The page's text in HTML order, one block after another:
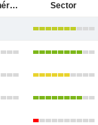
Société Générale Sector